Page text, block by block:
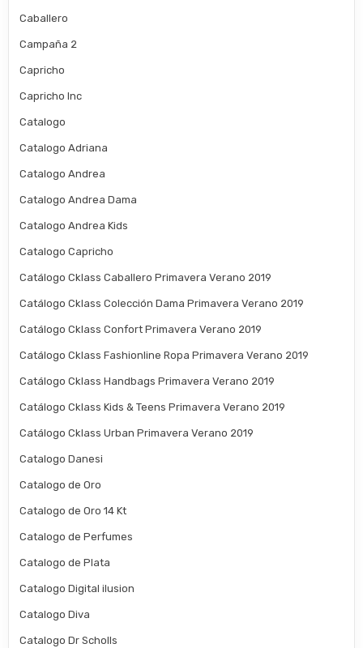
Caballero
Campaña 2
Capricho
Capricho Inc
Catalogo
Catalogo Adriana
Catalogo Andrea
Catalogo Andrea Dama
Catalogo Andrea Kids
Catalogo Capricho
Catálogo Cklass Caballero Primavera Verano 2019
Catálogo Cklass Colección Dama Primavera Verano 2019
Catálogo Cklass Confort Primavera Verano 2019
Catálogo Cklass Fashionline Ropa Primavera Verano 2019
Catálogo Cklass Handbags Primavera Verano 2019
Catálogo Cklass Kids & Teens Primavera Verano 2019
Catálogo Cklass Urban Primavera Verano 2019
Catalogo Danesi
Catalogo de Oro
Catalogo de Oro 14 Kt
Catalogo de Perfumes
Catalogo de Plata
Catalogo Digital ilusion
Catalogo Diva
Catalogo Dr Scholls